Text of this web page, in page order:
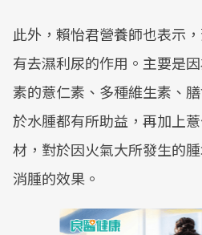
此外，賴怡君營養師也表示
有去濕利尿的作用。主要是
素的薏仁素、多種維生素、
於水腫都有所助益，再加上
材，對於因火氣大所發生的
消腫的效果。